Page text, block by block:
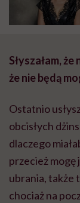
Słyszałam,
że nie będą
Ostatnio
obcisłych
dlaczego
przecież mogę
ubrania, także
chociaż na